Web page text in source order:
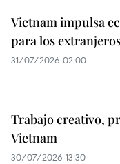
Vietnam impulsa
para los
31/07/2026 02:00
Trabajo creativo,
Vietnam
30/07/2026 13:30